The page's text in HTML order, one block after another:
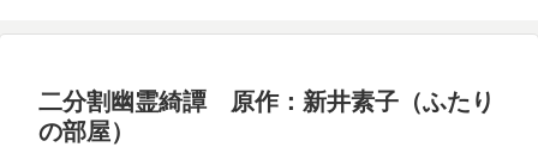
二分割幽霊綺譚 原作：新井素子（ふたり
の部屋）